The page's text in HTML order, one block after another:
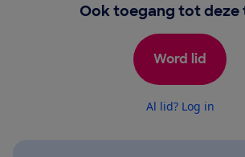
Ook toegang tot deze
Word lid
Al lid? Log in